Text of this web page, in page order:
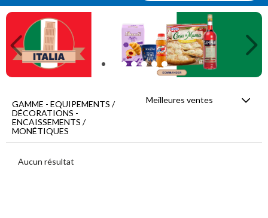
Promotions
Déstockage
Menu
principal
Equipements
Décorations
Previous
GAMME - EQUIPEMENTS /
DÉCORATIONS -
ENCAISSEMENTS /
MONÉTIQUES
Meilleures ventes
Aucun résultat